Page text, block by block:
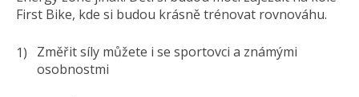
First Bike, kde si budou krásně trénovat rovnováhu.
Změřit síly můžete i se sportovci a známými
osobnostmi